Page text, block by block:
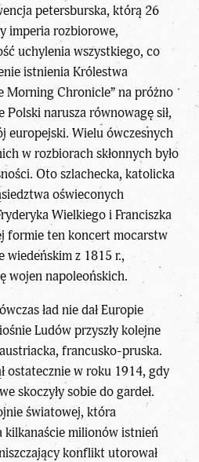
petersburska, którą 26
imperia rozbiorowe,
uchylenia wszystkiego, co
istnienia Królestwa
Morning Chronicle” na próżno
Polski narusza równowagę sił,
europejski. Wielu ówczesnych
w rozbiorach skłonnych było
Oto szlachecka, katolicka
oświeconych
Wielkiego i Franciszka
formie ten koncert mocarstw
wiedeńskim z 1815 r.,
wojen napoleońskich.
ład nie dał Europie
Ludów przyszły kolejne
francusko-pruska.
ostatecznie w roku 1914, gdy
skoczyły sobie do gardeł.
światowej, która
kilkanaście milionów istnień
konflikt utorował